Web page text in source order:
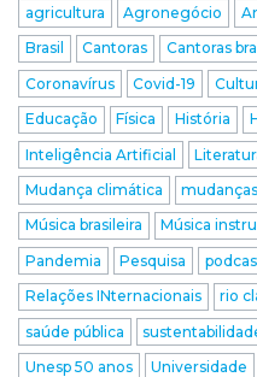
agricultura Agronegócio
Brasil
Cantoras Cantoras
Coronavírus
Covid-19
Educação
Física História
Inteligência Artificial
Mudança climática
Música brasileira
Música
Pandemia
Pesquisa
Relações INternacionais
rio
saúde pública
Unesp 50 anos
Universidade